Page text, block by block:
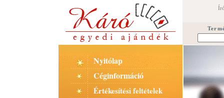
Nyitólap
Céginformáció
Értékesítési feltételek